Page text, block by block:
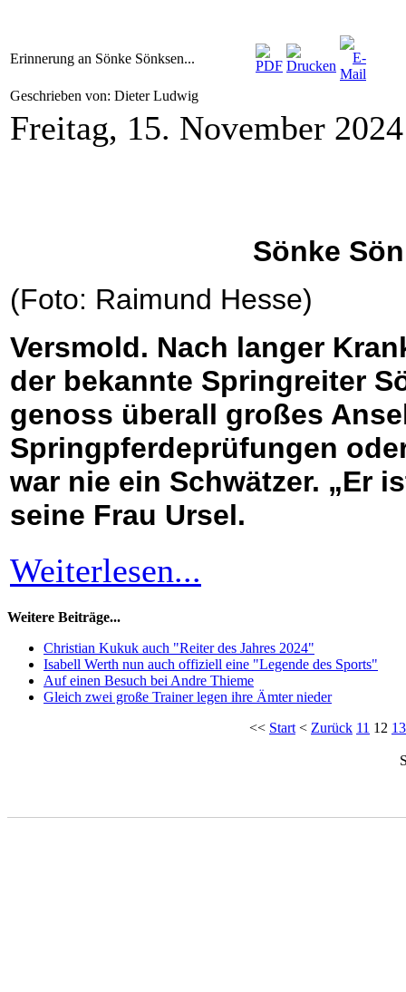
Erinnerung an Sönke Sönksen...
Geschrieben von: Dieter Ludwig
Freitag, 15. November
Sönke
(Foto: Raimund Hesse)
Versmold. Nach langer
der bekannte Springreiter
genoss überall großes
Springpferdeprüfungen
war nie ein Schwätzer. „Er
seine Frau Ursel.
Weiterlesen...
Weitere Beiträge...
Christian Kukuk auch "Reiter des Jahres 2024"
Isabell Werth nun auch offiziell eine "Legende des Sports"
Auf einen Besuch bei Andre Thieme
Gleich zwei große Trainer legen ihre Ämter nieder
<< Start < Zurück 11 12 13